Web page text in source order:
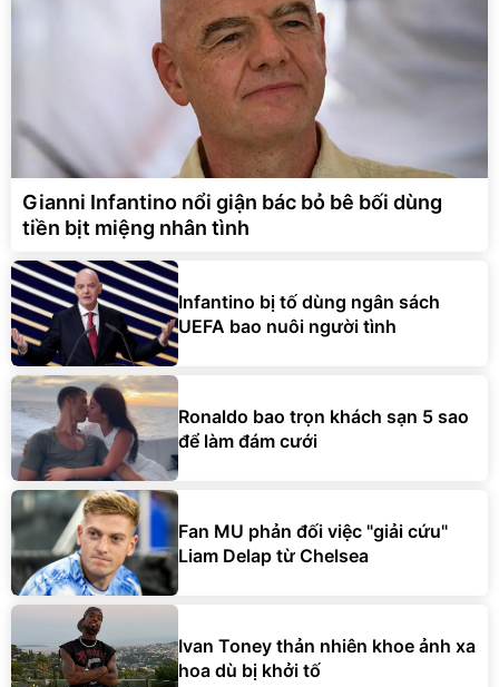
Gianni Infantino nổi giận bác bỏ bê bối dùng
tiền bịt miệng nhân tình
Infantino bị tố dùng ngân sách
UEFA bao nuôi người tình
Ronaldo bao trọn khách sạn 5 sao
để làm đám cưới
Fan MU phản đối việc "giải cứu"
Liam Delap từ Chelsea
Ivan Toney thản nhiên khoe ảnh xa
hoa dù bị khởi tố